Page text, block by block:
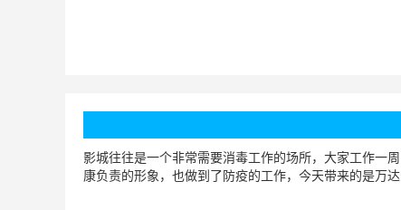
影城往往是一个非常需要消毒工作的场所，大家工作一
康负责的形象，也做到了防疫的工作，今天带来的是万